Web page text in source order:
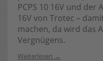
PCPS 10 16V und der
16V von Trotec –
machen, da wird das
Vergnügens.
Weiterlesen